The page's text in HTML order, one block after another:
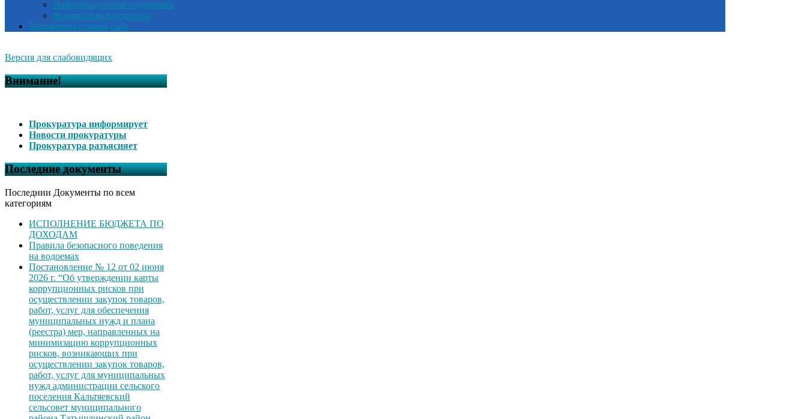
Информационная поддержка
Финансовая поддержка
Документы старый сайт
Версия для слабовидящих
Внимание!
Прокуратура информирует
Новости прокуратуры
Прокуратура разъясняет
Последние документы
Последнии Документы по всем
категориям
ИСПОЛНЕНИЕ БЮДЖЕТА ПО
ДОХОДАМ
Правила безопасного поведения
на водоемах
Постановление № 12 от 02 июня
2026 г. “Об утверждении карты
коррупционных рисков при
осуществлении закупок товаров,
работ, услуг для обеспечения
муниципальных нужд и плана
(реестра) мер, направленных на
минимизацию коррупционных
рисков, возникающих при
осуществлении закупок товаров,
работ, услуг для муниципальных
нужд администрации сельского
поселения Кальтяевский
сельсовет муниципального